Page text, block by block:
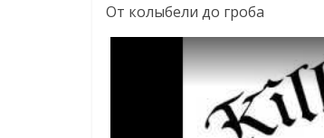
От колыбели до гроба